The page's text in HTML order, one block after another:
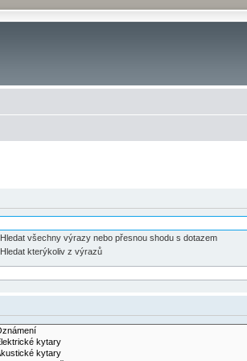
Hledat všechny výrazy nebo přesnou shodu s dotazem
Hledat kterýkoliv z výrazů